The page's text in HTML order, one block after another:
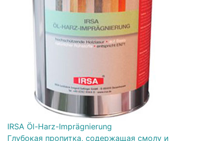
IRSA Öl-Harz-Imprägnierung
Глубокая пропитка, содержащая смолу и